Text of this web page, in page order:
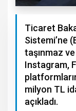
Ticaret
Sistemi’ne
taşınmaz
Instagram,
milyon TL
açıkladı.